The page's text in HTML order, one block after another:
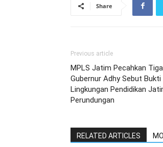
Share
Previous article
MPLS Jatim Pecahkan Tiga
Gubernur Adhy Sebut
Lingkungan Pendidikan
Perundungan
RELATED ARTICLES